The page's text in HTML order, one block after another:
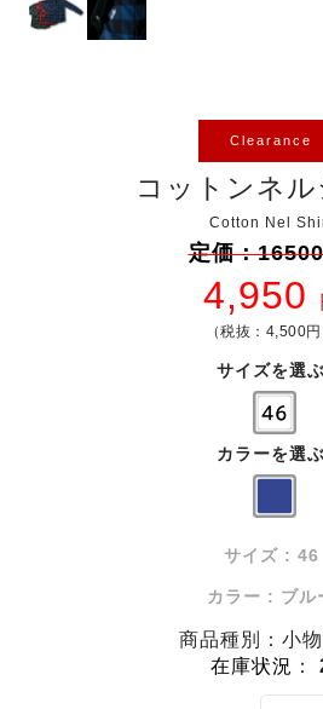
Clearance
コットンネル
Cotton Nel
定価：
4,950
（税抜：4,500円
サイズを選ぶ
カラーを選ぶ
サイズ : 46
カラー : ブル
商品種別：小
在庫状況 ：